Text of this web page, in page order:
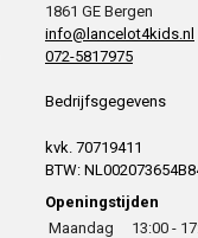
1861 GE Bergen
info@lancelot4kids.nl
072-5817975
Bedrijfsgegevens
kvk. 70719411
BTW:
Openingstijden
Maandag
13:00 -